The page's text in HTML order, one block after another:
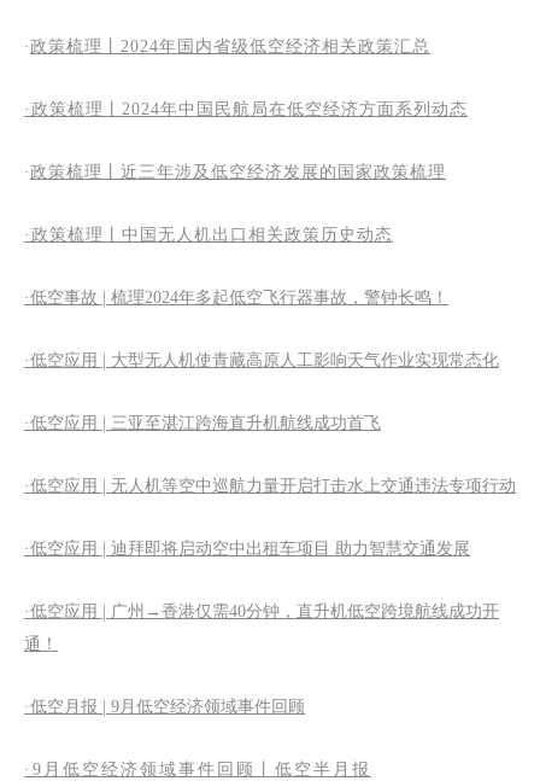
·政策梳理丨2024年国内省级低空经济相关政策汇总
·政策梳理丨2024年中国民航局在低空经济方面系列动态
·政策梳理丨近三年涉及低空经济发展的国家政策梳理
· 政策梳理丨中国无人机出口相关政策历史动态
·低空事故 | 梳理2024年多起低空飞行器事故，警钟长鸣！
·低空应用 | 大型无人机使青藏高原人工影响天气作业实现常态化
·低空应用 | 三亚至湛江跨海直升机航线成功首飞
·低空应用 | 无人机等空中巡航力量开启打击水上交通违法专项行动
·低空应用 | 迪拜即将启动空中出租车项目 助力智慧交通发展
·低空应用 | 广州→香港仅需40分钟，直升机低空跨境航线成功开
通！
·低空月报 | 9月低空经济领域事件回顾
·9月低空经济领域事件回顾丨低空半月报